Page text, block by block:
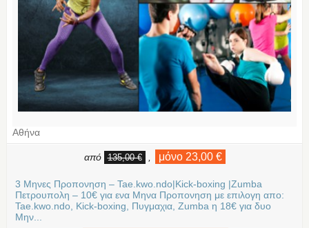
Αθήνα
από 135,00 € μόνο 23,00 €
3 Μηνες Προπονηση – Tae.kwo.ndo|Kick-boxing |Zumba
Πετρουπολη – 10€ για ενα Μηνα Προπονηση με επιλογη απο:
Tae.kwo.ndo, Kick-boxing, Πυγμαχια, Zumba η 18€ για δυο
Μην...